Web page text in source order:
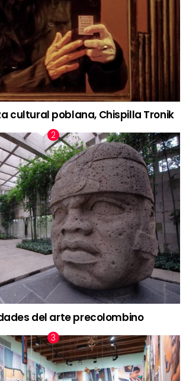
cultural poblana, Chispilla Tronik
del arte precolombino